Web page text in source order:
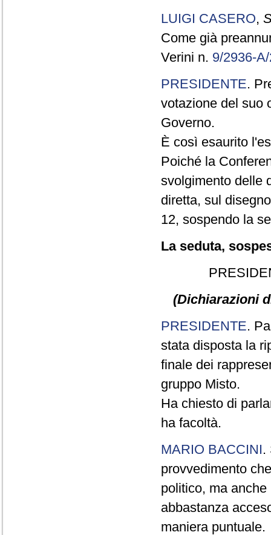
LUIGI CASERO,
Come già
Verini n. 9/2936-
PRESIDENTE.
votazione del suo
Governo.
È così esaurito
Poiché la
svolgimento delle
diretta, sul
12, sospendo la
La seduta,
(Dichiarazioni
PRESIDENTE.
stata disposta la
finale dei
gruppo Misto.
Ha chiesto di
ha facoltà.
MARIO BACCINI.
provvedimento
politico, ma
abbastanza
maniera puntuale.